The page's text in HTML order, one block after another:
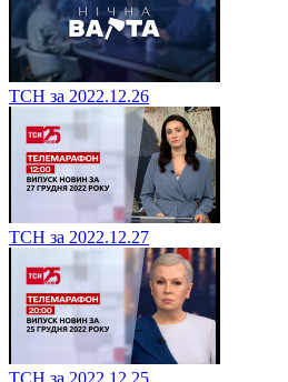
ТСН за 2022.12.26
ТСН за 2022.12.27
ТСН за 2022.12.25